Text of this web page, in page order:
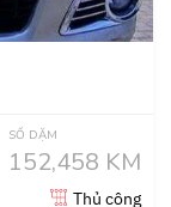
SỐ DẶM
152,458 KM
Thủ công